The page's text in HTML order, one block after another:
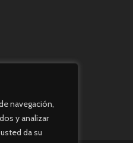
navegación,
y analizar
da su